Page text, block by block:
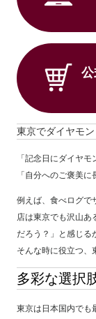
東京でダイヤモ
「記念日にダイヤ
「自分へのご褒美
例えば、食べログで
店は東京でも沢山あ
だろう？」と感じる
そんな時に役立つ、
多彩な選択
東京は日本国内でも